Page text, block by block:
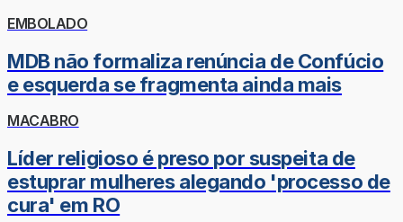
EMBOLADO
MDB não formaliza renúncia de Confúcio
e esquerda se fragmenta ainda mais
MACABRO
Líder religioso é preso por suspeita de
estuprar mulheres alegando 'processo de
cura' em RO